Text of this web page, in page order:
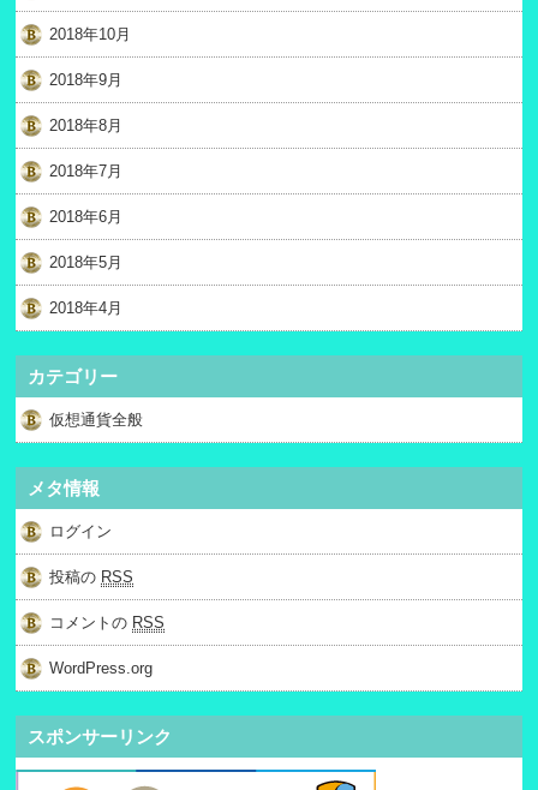
2018年10月
2018年9月
2018年8月
2018年7月
2018年6月
2018年5月
2018年4月
カテゴリー
仮想通貨全般
メタ情報
ログイン
投稿の RSS
コメントの RSS
WordPress.org
スポンサーリンク